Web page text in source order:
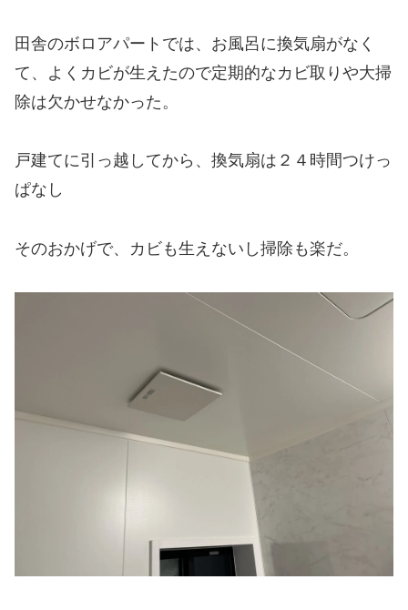
田舎のボロアパートでは、お風呂に換気扇がなく
て、 よく カビが生えたので定期的なカビ取りや大掃
除は欠かせなかった。
戸建てに引っ越してから、換気扇は ２４時間つけっ
ぱなし
そのおかげで、カビも生えないし掃除も楽だ。